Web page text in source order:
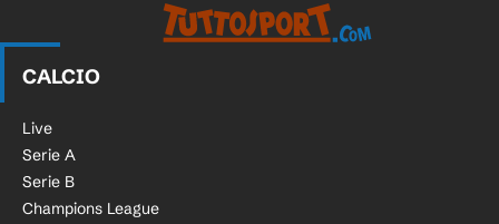
CALCIO
Live
Serie A
Serie B
Champions League